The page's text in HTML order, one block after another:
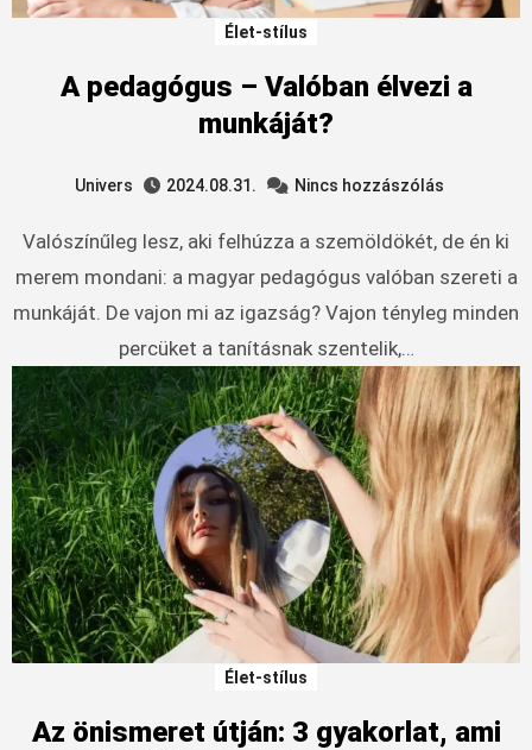
Élet-stílus
A pedagógus – Valóban élvezi a
munkáját?
Univers 2024.08.31. Nincs hozzászólás
Valószínűleg lesz, aki felhúzza a szemöldökét, de én ki
merem mondani: a magyar pedagógus valóban szereti a
munkáját. De vajon mi az igazság? Vajon tényleg minden
percüket a tanításnak szentelik,…
Élet-stílus
Az önismeret útján: 3 gyakorlat, ami